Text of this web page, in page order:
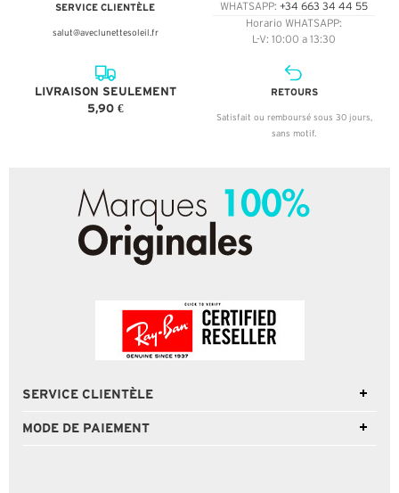
SERVICE CLIENTÈLE
salut@aveclunettesoleil.fr
WHATSAPP: +34 663 34 44 55
Horario WHATSAPP:
L-V: 10:00 a 13:30
LIVRAISON SEULEMENT
5,90 €
RETOURS
Satisfait ou remboursé sous 30 jours,
sans motif.
SERVICE CLIENTÈLE
MODE DE PAIEMENT